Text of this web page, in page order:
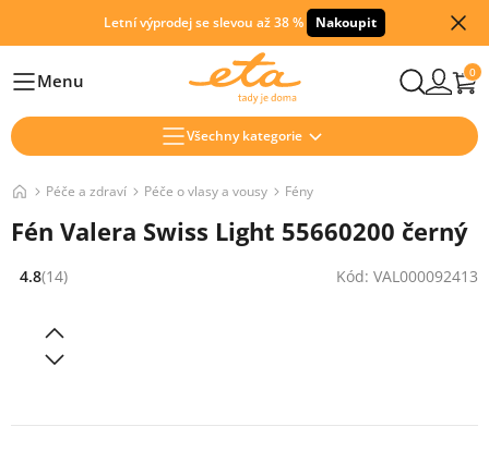
Letní výprodej se slevou až 38 % Nakoupit
HlavníMenu 0
Všechny kategorie
Péče a zdraví Péče o vlasy a vousy Fény
Fén Valera Swiss Light 55660200 černý
Hodnocení: 4.8 z 5 (14 recenzí)
4.8(14) Kód: VAL000092413